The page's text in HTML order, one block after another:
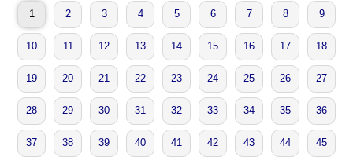
1 2 3 4 5 6 7 8 9
10 11 12 13 14 15 16 17 18
19 20 21 22 23 24 25 26 27
28 29 30 31 32 33 34 35 36
37 38 39 40 41 42 43 44 45